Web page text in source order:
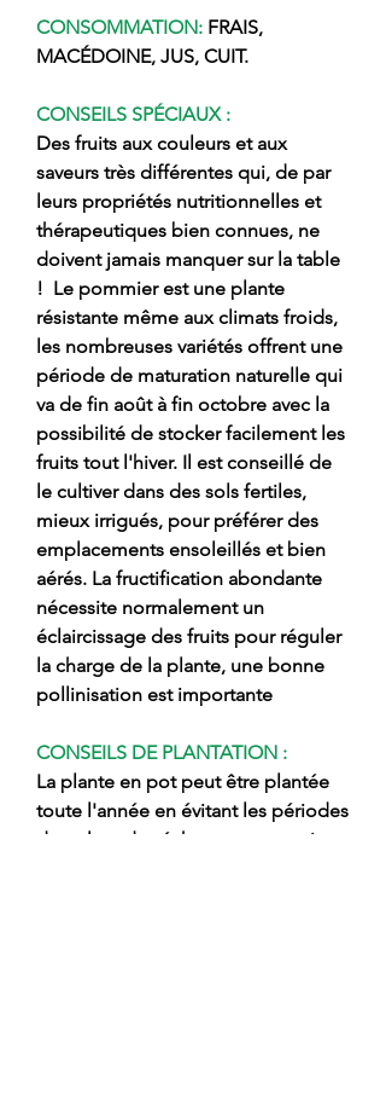
CONSOMMATION: FRAIS,
MACÉDOINE, JUS, CUIT.
CONSEILS SPÉCIAUX :
Des fruits aux couleurs et aux
saveurs très différentes qui, de par
leurs propriétés nutritionnelles et
thérapeutiques bien connues, ne
doivent jamais manquer sur la table
! Le pommier est une plante
résistante même aux climats froids,
les nombreuses variétés offrent une
période de maturation naturelle qui
va de fin août à fin octobre avec la
possibilité de stocker facilement les
fruits tout l'hiver. Il est conseillé de
le cultiver dans des sols fertiles,
mieux irrigués, pour préférer des
emplacements ensoleillés et bien
aérés. La fructification abondante
nécessite normalement un
éclaircissage des fruits pour réguler
la charge de la plante, une bonne
pollinisation est importante
CONSEILS DE PLANTATION :
La plante en pot peut être plantée
toute l'année en évitant les périodes
de gel ou de sécheresse excessive,